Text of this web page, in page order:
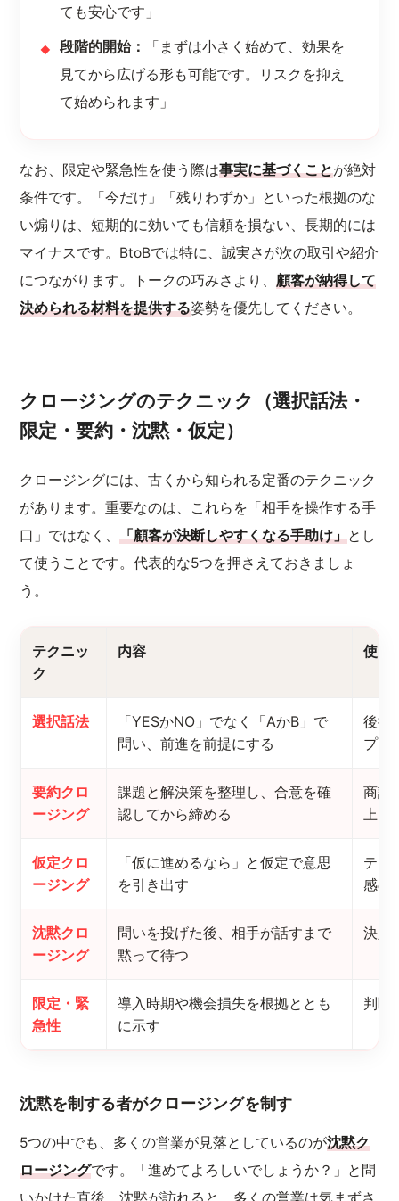
ても安心です」
段階的開始：
「まずは小さく始めて、効果を
見てから広げる形も可能です。リスクを抑え
て始められます」
なお、限定や緊急性を使う際は事実に基づくことが絶対
条件です。「今だけ」「残りわずか」といった根拠のな
い煽りは、短期的に効いても信頼を損ない、長期的には
マイナスです。BtoBでは特に、誠実さが次の取引や紹介
につながります。トークの巧みさより、顧客が納得して
決められる材料を提供する姿勢を優先してください。
クロージングのテクニック（選択話法・
限定・要約・沈黙・仮定）
クロージングには、古くから知られる定番のテクニック
があります。重要なのは、これらを「相手を操作する手
口」ではなく、「顧客が決断しやすくなる手助け」とし
て使うことです。代表的な5つを押さえておきましょ
う。
テクニッ
ク
内容 使い
選択話法
「YESかNO」でなく「AかB」で
問い、前進を前提にする
後押
プラ
要約クロ
ージング
課題と解決策を整理し、合意を確
認してから締める
商談
上げ
仮定クロ
ージング
「仮に進めるなら」と仮定で意思
を引き出す
テス
感の
沈黙クロ
ージング
問いを投げた後、相手が話すまで
黙って待つ
決定
限定・緊
急性
導入時期や機会損失を根拠ととも
に示す
判断
沈黙を制する者がクロージングを制す
5つの中でも、多くの営業が見落としているのが沈黙ク
ロージングです。「進めてよろしいでしょうか？」と問